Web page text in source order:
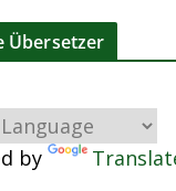
Übersetzer
by